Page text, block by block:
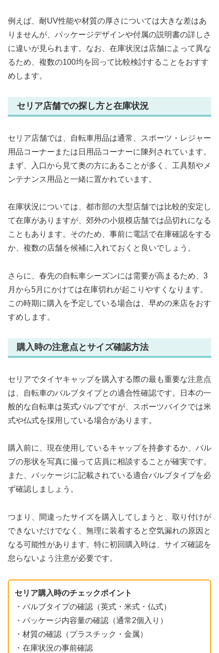
例えば、耐UV性能や材質の厚さについては大きな差はあ
りませんが、パッケージデザインや付属の説明書の詳しさ
に違いが見られます。なお、在庫状況は店舗によって異な
るため、複数の100均を回って比較検討することをおすす
めします。
セリア店舗での探し方と在庫状況
セリア店舗では、自転車用品は通常、スポーツ・レジャー
用品コーナーまたは日用品コーナーに陳列されています。
まず、入口から見て奥の方にあることが多く、工具類やメ
ンテナンス用品と一緒に置かれています。
在庫状況については、都市部の大型店舗では比較的安定し
て在庫がありますが、郊外の小規模店舗では品切れになる
こともあります。そのため、事前に電話で在庫確認をする
か、複数の店舗を候補に入れておくと良いでしょう。
さらに、春先の自転車シーズンには需要が高まるため、3
月から5月にかけては在庫切れが起こりやすくなります。
この時期に購入を予定している場合は、早めの来店をおす
すめします。
購入時の注意点とサイズ確認方法
セリアでタイヤキャップを購入する際の最も重要な注意点
は、自転車のバルブタイプとの適合性確認です。日本の一
般的な自転車は英式バルブですが、スポーツバイクでは米
式や仏式を採用している場合があります。
購入前に、現在使用しているキャップを持参するか、バル
ブの形状を写真に撮って店員に相談することが確実です。
また、パッケージに記載されている適合バルブタイプを必
ず確認しましょう。
つまり、間違ったサイズを購入してしまうと、取り付けが
できないだけでなく、無理に装着すると空気漏れの原因と
なる可能性があります。特に初回購入時は、サイズ確認を
怠らないよう注意が必要です。
セリア購入時のチェックポイント
・バルブタイプの確認（英式・米式・仏式）
・パッケージ内容量の確認（通常2個入り）
・材質の確認（プラスチック・金属）
・在庫状況の事前確認